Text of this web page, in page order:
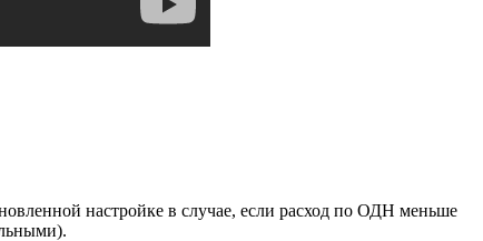
настройке в случае, если расход по ОДН меньше